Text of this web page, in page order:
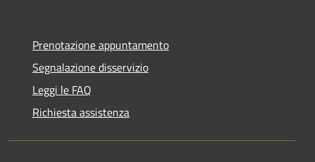
Prenotazione appuntamento
Segnalazione disservizio
Leggi le FAQ
Richiesta assistenza